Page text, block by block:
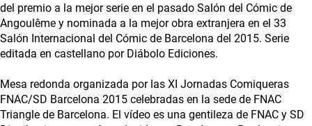
del premio a la mejor serie en el pasado Salón del Cómic de
Angoulême y nominada a la mejor obra extranjera en el 33
Salón Internacional del Cómic de Barcelona del 2015. Serie
editada en castellano por Diábolo Ediciones.
Mesa redonda organizada por las XI Jornadas Comiqueras
FNAC/SD Barcelona 2015 celebradas en la sede de FNAC
Triangle de Barcelona. El vídeo es una gentileza de FNAC y SD